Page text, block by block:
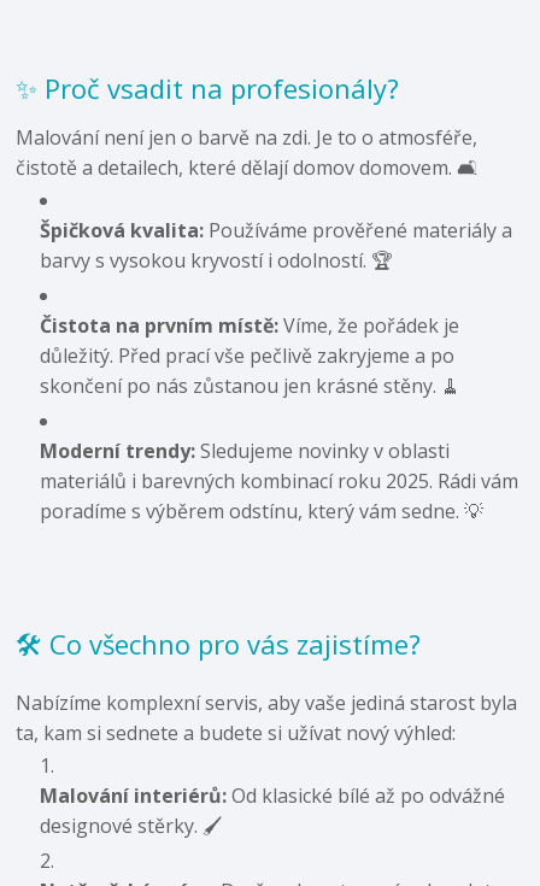
✨ Proč vsadit na profesionály?
Malování není jen o barvě na zdi. Je to o atmosféře,
čistotě a detailech, které dělají domov domovem. 🛋️
Špičková kvalita: Používáme prověřené materiály a
barvy s vysokou kryvostí i odolností. 🏆
Čistota na prvním místě:Víme, že pořádek je
důležitý. Před prací vše pečlivě zakryjeme a po
skončení po nás zůstanou jen krásné stěny. 🧹
Moderní trendy:Sledujeme novinky v oblasti
materiálů i barevných kombinací roku 2025. Rádi vám
poradíme s výběrem odstínu, který vám sedne. 💡
🛠️ Co všechno pro vás zajistíme?
Nabízíme komplexní servis, aby vaše jediná starost byla
ta, kam si sednete a budete si užívat nový výhled:
Malování interiérů:Od klasické bílé až po odvážné
designové stěrky. 🖌️